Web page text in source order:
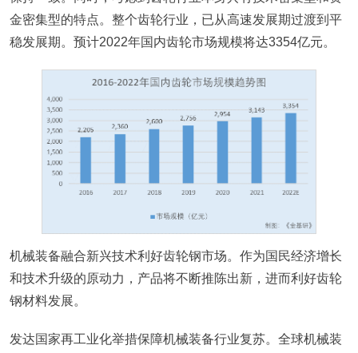
金密集型的特点。整个齿轮行业，已从高速发展期过渡到平
稳发展期。预计2022年国内齿轮市场规模将达3354亿元。
机械装备融合新兴技术利好齿轮钢市场。作为国民经济增长
和技术升级的原动力，产品将不断推陈出新，进而利好齿轮
钢材料发展。
发达国家再工业化举措保障机械装备行业复苏。全球机械装